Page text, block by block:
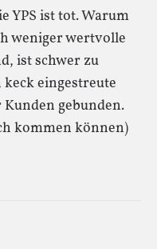
YPS ist tot. Warum
weniger wertvolle
ist schwer zu
eingestreute
gebunden.
kommen können)